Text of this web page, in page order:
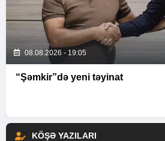
08.08.2026 - 19:05
“Şəmkir”də yeni təyinat
KÖŞƏ YAZILARI